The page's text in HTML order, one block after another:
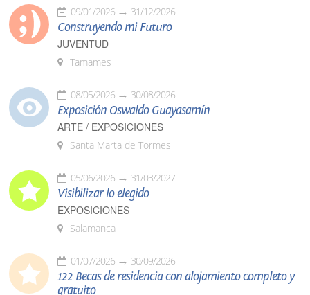
09/01/2026 31/12/2026
Construyendo mi Futuro
JUVENTUD
Tamames
08/05/2026 30/08/2026
Exposición Oswaldo Guayasamín
ARTE / EXPOSICIONES
Santa Marta de Tormes
05/06/2026 31/03/2027
Visibilizar lo elegido
EXPOSICIONES
Salamanca
01/07/2026 30/09/2026
122 Becas de residencia con alojamiento completo y
gratuito